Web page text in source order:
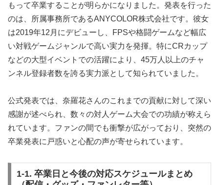
もって卒業することが明らかになりました。発表を行った
のは、所属事務所であるANYCOLOR株式会社です。彼女
は2019年12月にデビューし、FPSや格闘ゲームなど幅広
い対戦ゲームジャンルで高い実力を発揮。特にCRカップ
などの大型イベントでの活躍により、45万人以上のチャ
ンネル登録者数を誇る実力派として知られていました。
公式発表では、奈羅花さんのこれまでの貢献に対して深い
感謝が述べられ、数々の対人ゲーム大会での功績が称えら
れています。ファンの間でも衝撃が広がっており、突然の
卒業発表に戸惑いと心配の声が寄せられています。
1-1. 卒業日と今後の対応スケジュールまとめ